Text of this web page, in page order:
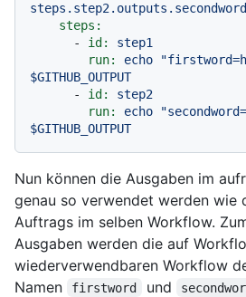
steps.step2.outputs.secondword
steps:
-
id:
step1
run:
echo
$GITHUB_OUTPUT
-
id:
step2
run:
echo
$GITHUB_OUTPUT
Nun können die Ausgaben im
genau so verwendet werden wie
Auftrags im selben Workflow.
Ausgaben werden die auf
wiederverwendbaren Workflow
Namen
firstword und